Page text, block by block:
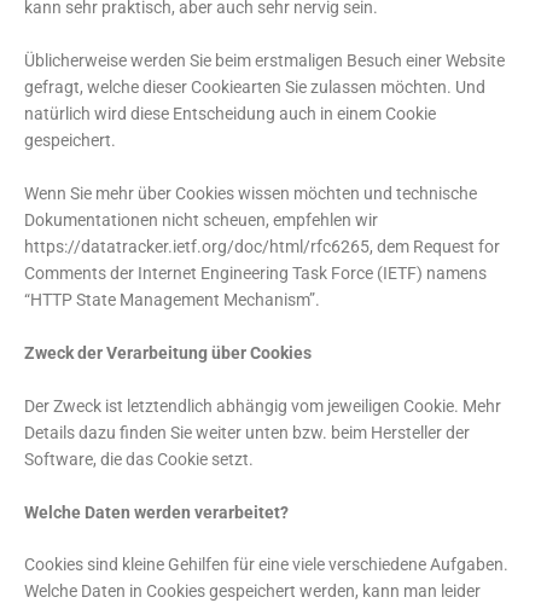
kann sehr praktisch, aber auch sehr nervig sein.
Üblicherweise werden Sie beim erstmaligen Besuch einer Website
gefragt, welche dieser Cookiearten Sie zulassen möchten. Und
natürlich wird diese Entscheidung auch in einem Cookie
gespeichert.
Wenn Sie mehr über Cookies wissen möchten und technische
Dokumentationen nicht scheuen, empfehlen wir
https://datatracker.ietf.org/doc/html/rfc6265, dem Request for
Comments der Internet Engineering Task Force (IETF) namens
“HTTP State Management Mechanism”.
Zweck der Verarbeitung über Cookies
Der Zweck ist letztendlich abhängig vom jeweiligen Cookie. Mehr
Details dazu finden Sie weiter unten bzw. beim Hersteller der
Software, die das Cookie setzt.
Welche Daten werden verarbeitet?
Cookies sind kleine Gehilfen für eine viele verschiedene Aufgaben.
Welche Daten in Cookies gespeichert werden, kann man leider